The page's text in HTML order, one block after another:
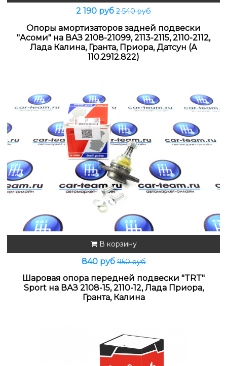
2 190 руб 2 540 руб
Опоры амортизаторов задней подвески
"Асоми" на ВАЗ 2108-21099, 2113-2115, 2110-2112,
Лада Калина, Гранта, Приора, Датсун (А
110.2912.822)
В корзину
840 руб950 руб
Шаровая опора передней подвески "TRT"
Sport на ВАЗ 2108-15, 2110-12, Лада Приора,
Гранта, Калина